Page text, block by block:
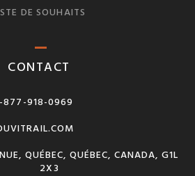
DE SOUHAITS
CONTACT
877-918-0969
QUÉBEC, QUÉBEC, CANADA, G1L
2X3